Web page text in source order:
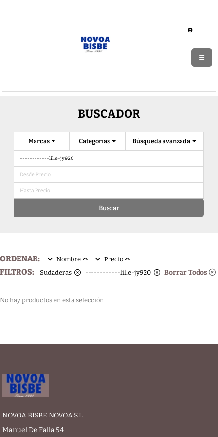
BUSCADOR
Categorias
Marcas Búsqueda avanzada
Buscar
ORDENAR: Nombre Precio
FILTROS: Sudaderas ------------lille-jy920 Borrar Todos
No hay productos en esta selección
NOVOA BISBE NOVOA S.L.
Manuel De Falla 54